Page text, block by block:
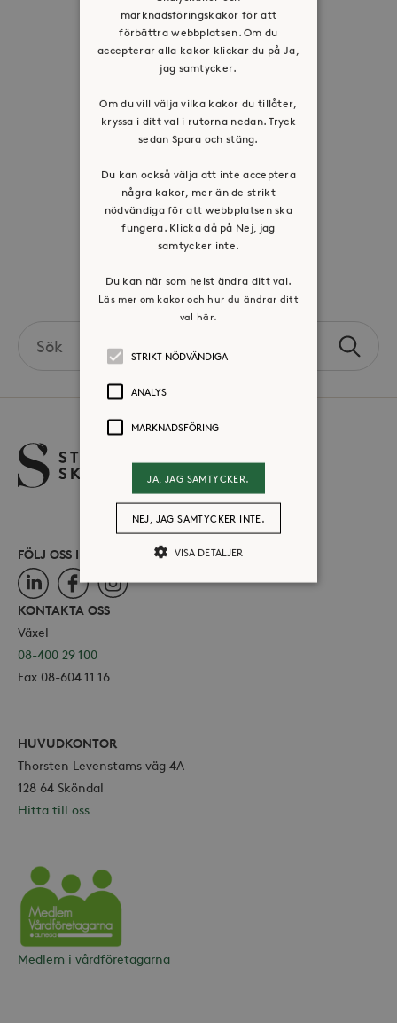
Om oss
Organisation
Historia
Riktlinje för personuppgifter
Tillgänglighetsredogörelse
Visselblåsartjänst
Jobba hos oss
Press & mediakontakt
Volontär hos Stora Sköndal
the
Sök
FÖLJ OSS I SOCIALA MEDIER
LinkedInFacebookInstagram
KONTAKTA OSS
Växel
08-400 29 100
Fax 08-604 11 16
HUVUDKONTOR
Thorsten Levenstams väg 4A
128 64 Sköndal
Hitta till oss
Vårdföretagarna
Medlem i vårdföretagarna
marknadsföringskakor för att
förbättra webbplatsen. Om du
accepterar alla kakor klickar du på Ja,
jag samtycker.
Om du vill välja vilka kakor du tillåter,
kryssa i ditt val i rutorna nedan. Tryck
sedan Spara och stäng.
Du kan också välja att inte acceptera
några kakor, mer än de strikt
nödvändiga för att webbplatsen ska
fungera. Klicka då på Nej, jag
samtycker inte.
Du kan när som helst ändra ditt val.
Läs mer om kakor och hur du ändrar ditt
val här.
STRIKT NÖDVÄNDIGA
ANALYS
MARKNADSFÖRING
JA, JAG SAMTYCKER.
NEJ, JAG SAMTYCKER INTE.
VISA DETALJER
Strikt nödvändiga kakor tillåter
nödvändiga cookies.